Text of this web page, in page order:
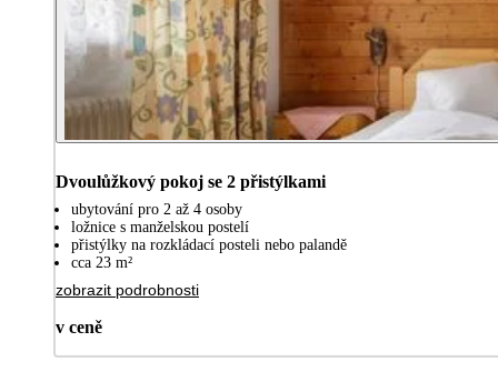
Dvoulůžkový pokoj se 2 přistýlkami
ubytování pro 2 až 4 osoby
ložnice s manželskou postelí
přistýlky na rozkládací posteli nebo palandě
cca 23 m²
zobrazit podrobnosti
v ceně